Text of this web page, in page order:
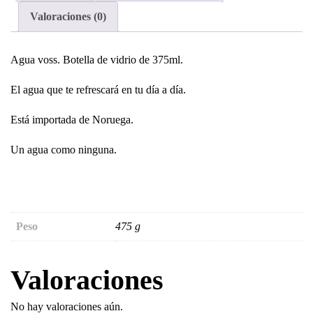
Valoraciones (0)
Agua voss. Botella de vidrio de 375ml.
El agua que te refrescará en tu día a día.
Está importada de Noruega.
Un agua como ninguna.
Peso 475 g
Valoraciones
No hay valoraciones aún.